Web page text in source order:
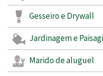
Gesseiro e Drywall
Jardinagem e
Marido de aluguel